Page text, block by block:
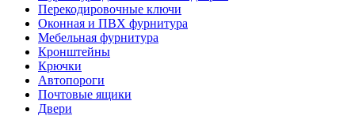
Перекодировочные ключи
Оконная и ПВХ фурнитура
Мебельная фурнитура
Кронштейны
Крючки
Автопороги
Почтовые ящики
Двери